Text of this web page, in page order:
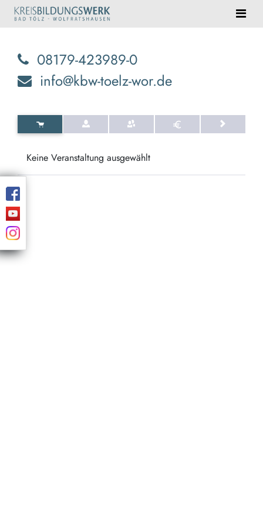
08179-423989-0
info@kbw-toelz-wor.de
Keine Veranstaltung ausgewählt